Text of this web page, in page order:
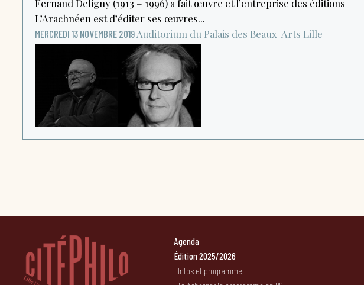
Fernand Deligny (1913 – 1996) a fait œuvre et l’entreprise des éditions
L’Arachnéen est d’éditer ses œuvres...
MERCREDI 13 NOVEMBRE 2019 Auditorium du Palais des Beaux-Arts Lille
Agenda
Édition 2025/2026
Infos et programme